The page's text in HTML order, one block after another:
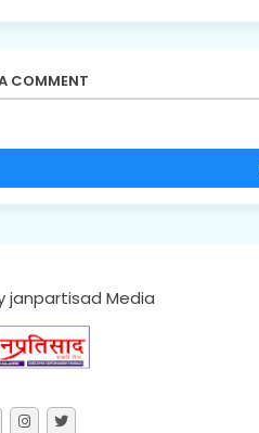
COMMENT
janpartisad Media